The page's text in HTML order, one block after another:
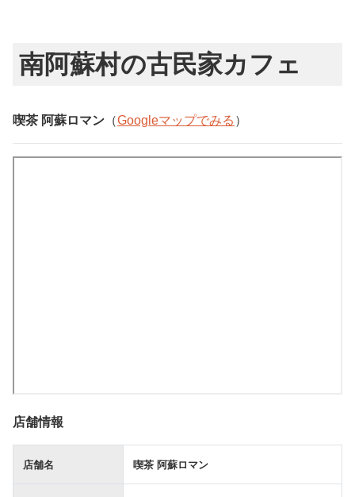
南阿蘇村の古民家カフェ
喫茶 阿蘇ロマン （Googleマップでみる ）
店舗情報
店舗名 喫茶 阿蘇ロマン